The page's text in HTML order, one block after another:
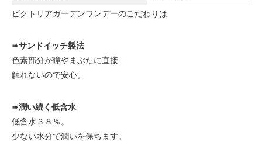
ビクトリアガーデンワンデーのこだわりは
➠サンドイッチ製法
色素部分が瞳やまぶたに直接
触れないので安心。
➠潤い続く低含水
低含水３８％。
少ない水分で潤いを保ちます。